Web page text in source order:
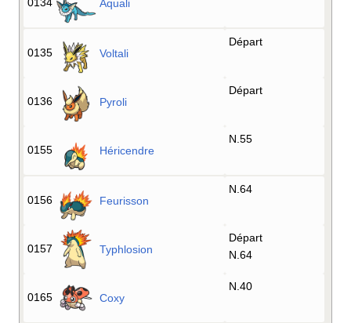
Aquali
0135 Voltali
Départ
0136 Pyroli
Départ
0155 Héricendre
N.55
0156 Feurisson
N.64
0157 Typhlosion
Départ
N.64
0165 Coxy
N.40